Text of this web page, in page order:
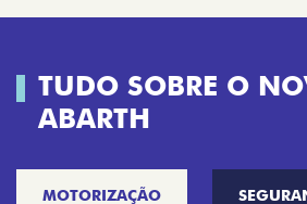
TUDO SOBRE O
ABARTH
MOTORIZAÇÃO